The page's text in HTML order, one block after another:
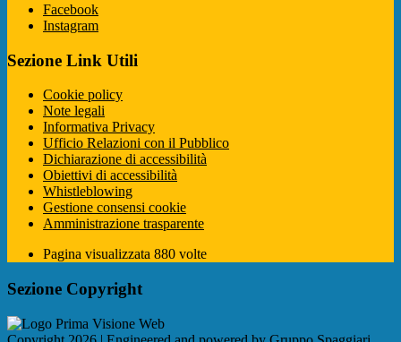
Facebook
Instagram
Sezione Link Utili
Cookie policy
Note legali
Informativa Privacy
Ufficio Relazioni con il Pubblico
Dichiarazione di accessibilità
Obiettivi di accessibilità
Whistleblowing
Gestione consensi cookie
Amministrazione trasparente
Pagina visualizzata 880 volte
Sezione Copyright